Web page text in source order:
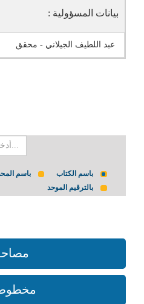
بيانات المسؤولية :
عبد اللطيف الجيلاني - محقق
باسم الكتاب باسم
بالترقيم الموحد